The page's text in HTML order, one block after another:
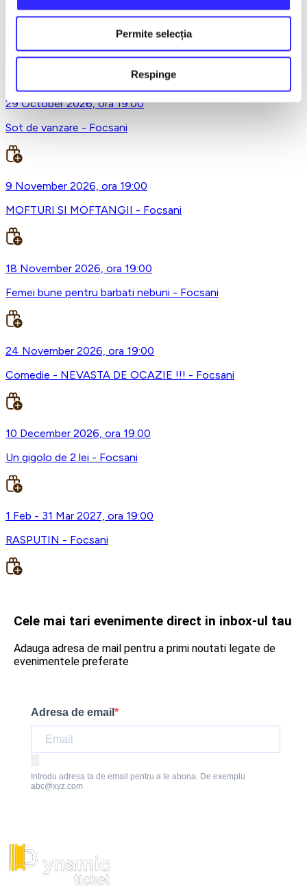
Permite selecția
Respinge
26 October 2026, ora 19:00
29 October 2026, ora 19:00
Sot de vanzare - Focsani
9 November 2026, ora 19:00
MOFTURI SI MOFTANGII - Focsani
18 November 2026, ora 19:00
Femei bune pentru barbati nebuni - Focsani
24 November 2026, ora 19:00
Comedie - NEVASTA DE OCAZIE !!! - Focsani
10 December 2026, ora 19:00
Un gigolo de 2 lei - Focsani
1 Feb - 31 Mar 2027, ora 19:00
RASPUTIN - Focsani
Cele mai tari evenimente direct in inbox-ul tau
Adauga adresa de mail pentru a primi noutati legate de
evenimentele preferate
Adresa de email
Introdu adresa ta de email pentru a te abona. De exemplu
abc@xyz.com